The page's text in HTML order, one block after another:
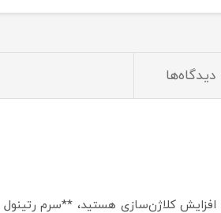
دیدگاه‌ها